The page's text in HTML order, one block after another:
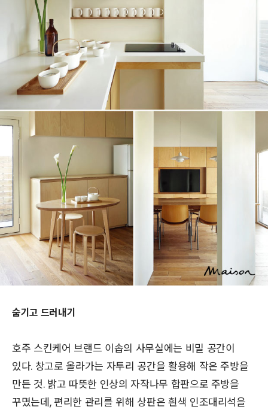
숨기고 드러내기
호주 스킨케어 브랜드 이솝의 사무실에는 비밀 공간이
있다. 창고로 올라가는 자투리 공간을 활용해 작은 주방을
만든 것. 밝고 따뜻한 인상의 자작나무 합판으로 주방을
꾸몄는데, 편리한 관리를 위해 상판은 흰색 인조대리석을